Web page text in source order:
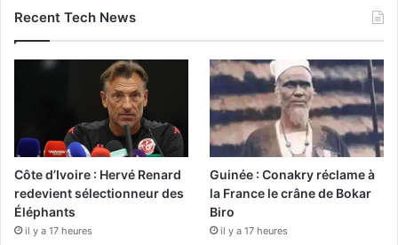
Recent Tech News
Côte d’Ivoire : Hervé Renard
redevient sélectionneur des
Éléphants
il y a 17 heures
Guinée : Conakry réclame à
la France le crâne de Bokar
Biro
il y a 17 heures